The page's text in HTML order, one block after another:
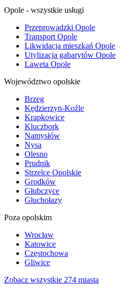
Opole - wszystkie usługi
Przeprowadzki Opole
Transport Opole
Likwidacja mieszkań Opole
Utylizacja gabarytów Opole
Laweta Opole
Województwo opolskie
Brzeg
Kędzierzyn-Koźle
Krapkowice
Kluczbork
Namysłów
Nysa
Olesno
Prudnik
Strzelce Opolskie
Grodków
Głubczyce
Głuchołazy
Poza opolskim
Wrocław
Katowice
Częstochowa
Gliwice
Zobacz wszystkie 274 miasta